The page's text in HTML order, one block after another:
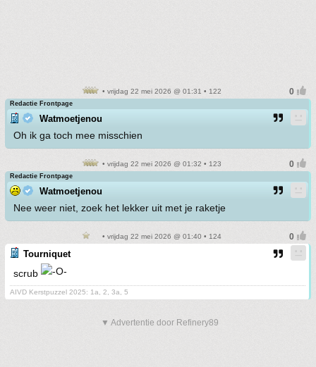
• vrijdag 22 mei 2026 @ 01:31 • 122
Redactie Frontpage
Watmoetjenou
Oh ik ga toch mee misschien
• vrijdag 22 mei 2026 @ 01:32 • 123
Redactie Frontpage
Watmoetjenou
Nee weer niet, zoek het lekker uit met je raketje
• vrijdag 22 mei 2026 @ 01:40 • 124
Tourniquet
scrub
AIVD Kerstpuzzel 2025: 1a, 2, 3a, 5
▼ Advertentie door Refinery89